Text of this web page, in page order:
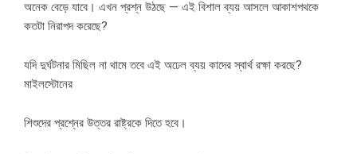
অনেক বেড়ে যাবে। এখন প্রশ্ন উঠছে — এই বিশাল ব্যয় আসলে আকাশপথকে
কতটা নিরাপদ করেছে?
যদি দুর্ঘটনার মিছিল না থামে তবে এই অঢেল ব্যয় কাদের স্বার্থ রক্ষা করছে?
মাইলস্টোনের
শিশুদের প্রশ্নের উত্তর রাষ্ট্রকে দিতে হবে।